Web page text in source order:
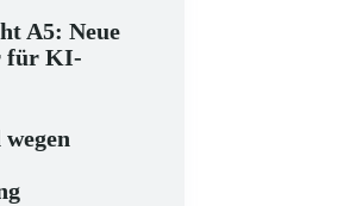
A5: Neue
für KI-